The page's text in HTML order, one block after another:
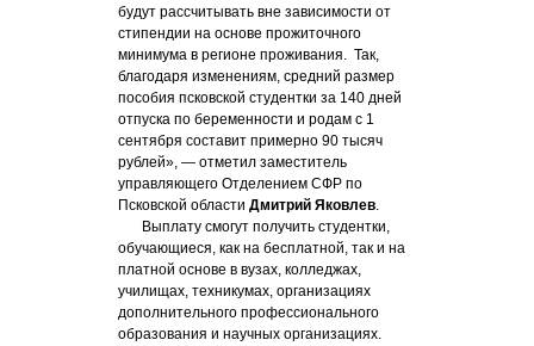
будут рассчитывать вне зависимости от
стипендии на основе прожиточного
минимума в регионе проживания. Так,
благодаря изменениям, средний размер
пособия псковской студентки за 140 дней
отпуска по беременности и родам с 1
сентября составит примерно 90 тысяч
рублей», — отметил заместитель
управляющего Отделением СФР по
Псковской области Дмитрий Яковлев.
Выплату смогут получить студентки,
обучающиеся, как на бесплатной, так и на
платной основе в вузах, колледжах,
училищах, техникумах, организациях
дополнительного профессионального
образования и научных организациях.